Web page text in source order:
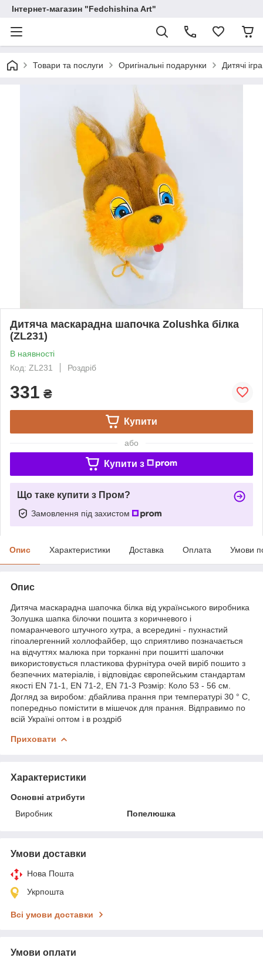
Інтернет-магазин "Fedchishina Art"
Товари та послуги Оригінальні подарунки Дитячі
Дитяча маскарадна шапочка Zolushka білка
(ZL231)
В наявності
Код: ZL231
Роздріб
331 ₴
Купити
або
Купити з
Що таке купити з Пром?
Замовлення під захистом
Опис Характеристики Доставка Оплата Умови
Опис
Дитяча маскарадна шапочка білка від українського виробника
Золушка шапка білочки пошита з коричневого і
помаранчевого штучного хутра, а всередині - пухнастий
гіпоалергенний холлофайбер, що сприятливо позначається
на відчуттях малюка при торканні при пошитті шапочки
використовується пластикова фурнітура очей виріб пошито з
безпечних матеріалів, і відповідає європейським стандартам
якості EN 71-1, EN 71-2, EN 71-3 Розмір: Коло 53 - 56 см.
Догляд за виробом: дбайлива прання при температурі 30 ° С,
попередньо помістити в мішечок для прання. Відправимо по
всій Україні оптом і в роздріб
Приховати
Характеристики
Основні атрибути
Виробник
Попелюшка
Умови доставки
Нова Пошта
Укрпошта
Всі умови доставки
Умови оплати